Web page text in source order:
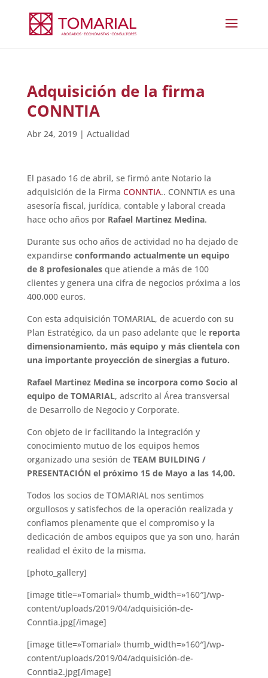
Adquisición de la firma
CONNTIA
Abr 24, 2019| Actualidad
El pasado 16 de abril, se firmó ante Notario la
adquisición de la Firma CONNTIA.. CONNTIA es una
asesoría fiscal, jurídica, contable y laboral creada
hace ocho años por Rafael Martinez Medina.
Durante sus ocho años de actividad no ha dejado de
expandirse conformando actualmente un equipo
de 8 profesionalesque atiende a más de 100
clientes y genera una cifra de negocios próxima a los
400.000 euros.
Con esta adquisición TOMARIAL, de acuerdo con su
Plan Estratégico, da un paso adelante que le reporta
dimensionamiento, más equipo y más clientela con
una importante proyección de sinergias a futuro.
Rafael Martinez Medina se incorpora como Socio al
equipo de TOMARIAL, adscrito al Área transversal
de Desarrollo de Negocio y Corporate.
Con objeto de ir facilitando la integración y
conocimiento mutuo de los equipos hemos
organizado una sesión de TEAM BUILDING /
PRESENTACIÓN el próximo 15 de Mayo a las 14,00.
Todos los socios de TOMARIAL nos sentimos
orgullosos y satisfechos de la operación realizada y
confiamos plenamente que el compromiso y la
dedicación de ambos equipos que ya son uno, harán
realidad el éxito de la misma.
[photo_gallery]
[image title=»Tomarial» thumb_width=»160″]/wp-
content/uploads/2019/04/adquisición-de-
Conntia.jpg[/image]
[image title=»Tomarial» thumb_width=»160″]/wp-
content/uploads/2019/04/adquisición-de-
Conntia2.jpg[/image]